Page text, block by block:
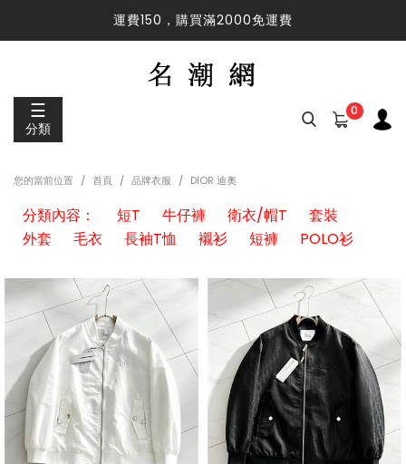
運費150，購買滿2000免運費
運費150，購買滿2000免運費
☰
分類
0
您的當前位置 首頁 品牌衣服 DIOR 迪奧
分類內容： 短T 牛仔褲 衛衣/帽T
套裝
外套
毛衣 長袖T恤 襯衫 短褲 POLO衫